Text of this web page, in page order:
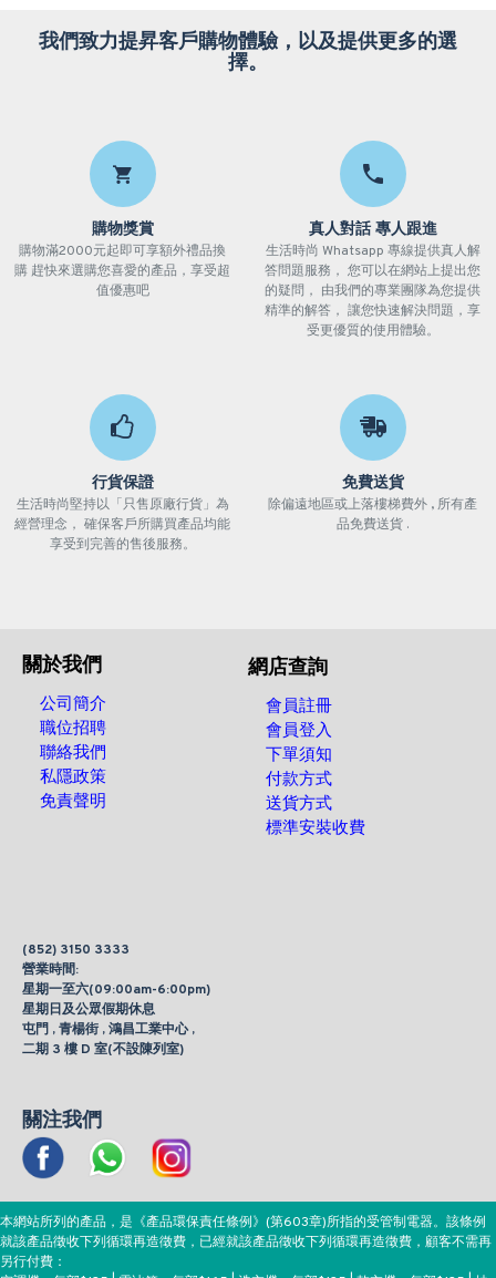
我們致力提昇客戶購物體驗，以及提供更多的選
擇。
購物獎賞
購物滿2000元起即可享額外禮品換
購 趕快來選購您喜愛的產品，享受超
值優惠吧
真人對話 專人跟進
生活時尚 Whatsapp 專線提供真人解
答問題服務， 您可以在網站上提出您
的疑問， 由我們的專業團隊為您提供
精準的解答， 讓您快速解決問題，享
受更優質的使用體驗。
行貨保證
生活時尚堅持以「只售原廠行貨」為
經營理念， 確保客戶所購買產品均能
享受到完善的售後服務。
免費送貨
除偏遠地區或上落樓梯費外 , 所有產
品免費送貨 .
關於我們
公司簡介
職位招聘
聯絡我們
私隱政策
免責聲明
網店查詢
會員註冊
會員登入
下單須知
付款方式
送貨方式
標準安裝收費
(852) 3150 3333
營業時間:
星期一至六(09:00am-6:00pm)
星期日及公眾假期休息
屯門 , 青楊街 , 鴻昌工業中心 ,
二期 3 樓 D 室(不設陳列室)
關注我們
本網站所列的產品，是《產品環保責任條例》(第603章)所指的受管制電器。該條例
就該產品徵收下列循環再造徵費，已經就該產品徵收下列循環再造徵費，顧客不需再
另行付費：